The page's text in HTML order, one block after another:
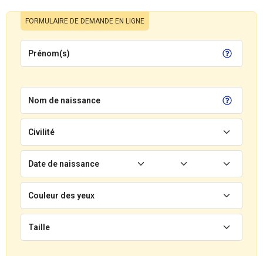
FORMULAIRE DE DEMANDE EN LIGNE
Prénom(s)
Nom de naissance
Civilité
Date de naissance
Couleur des yeux
Taille